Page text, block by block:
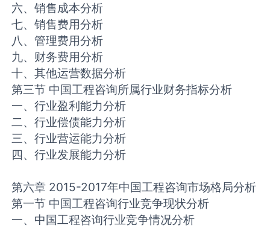
六、销售成本分析
七、销售费用分析
八、管理费用分析
九、财务费用分析
十、其他运营数据分析
第三节 中国工程咨询所属行业财务指标分析
一、行业盈利能力分析
二、行业偿债能力分析
三、行业营运能力分析
四、行业发展能力分析
第六章 2015-2017年中国工程咨询市场格局分析
第一节 中国工程咨询行业竞争现状分析
一、中国工程咨询行业竞争情况分析